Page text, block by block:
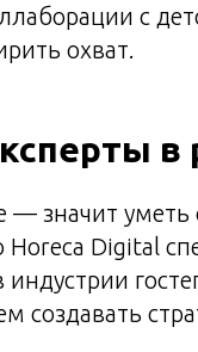
с
охват.
в
— значит уметь
Horeca Digital
индустрии
создавать